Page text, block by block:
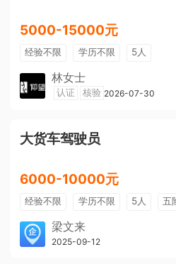
5000-15000元
经验不限 学历不限 5人
林女士
遵义仰望体验空间
认证 核验 2026-07-30
大货车驾驶员
6000-10000元
经验不限 学历不限 5人
五
免费培训
包住宿
梁文来
贵州璟琦物流有限公司
2025-09-12